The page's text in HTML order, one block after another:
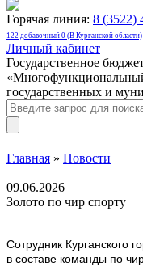
Горячая линия: 8 (3522)
122 добавочный 0 (В Курганской области)
Личный кабинет
Государственное
государственных и
Главная » Новости
09.06.2026
Золото по чир спорту
Сотрудник Курганского
в составе команды по